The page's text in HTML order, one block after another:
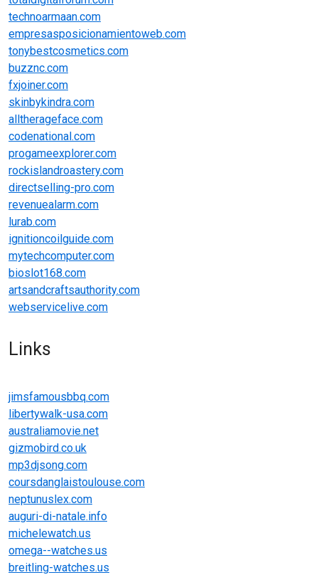
technoarmaan.com
empresasposicionamientoweb.com
tonybestcosmetics.com
buzznc.com
fxjoiner.com
skinbykindra.com
alltherageface.com
codenational.com
progameexplorer.com
rockislandroastery.com
directselling-pro.com
revenuealarm.com
lurab.com
ignitioncoilguide.com
mytechcomputer.com
bioslot168.com
artsandcraftsauthority.com
webservicelive.com
Links
jimsfamousbbq.com
libertywalk-usa.com
australiamovie.net
gizmobird.co.uk
mp3djsong.com
coursdanglaistoulouse.com
neptunuslex.com
auguri-di-natale.info
michelewatch.us
omega--watches.us
breitling-watches.us